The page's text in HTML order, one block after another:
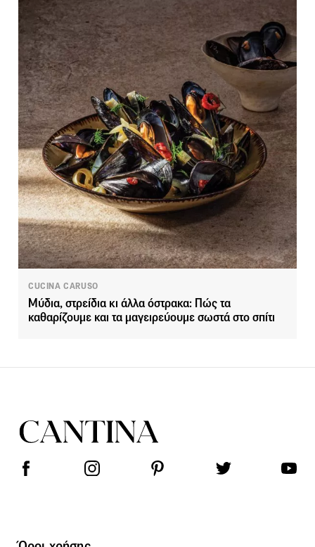
CUCINA CARUSO
Μύδια, στρείδια κι άλλα όστρακα: Πώς τα
καθαρίζουμε και τα μαγειρεύουμε σωστά στο σπίτι